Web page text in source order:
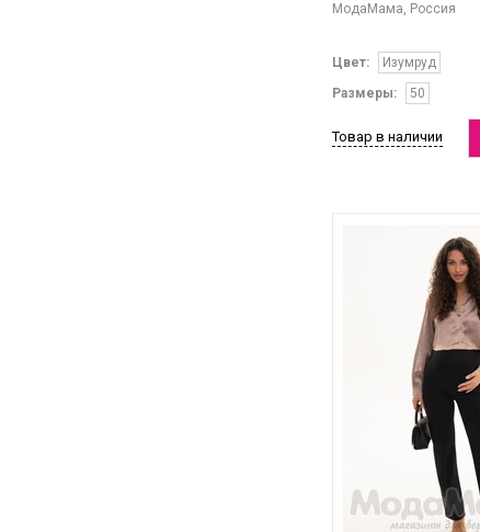
МодаМама, Россия
Цвет:
Изумруд
Размеры:
50
Товар в наличии